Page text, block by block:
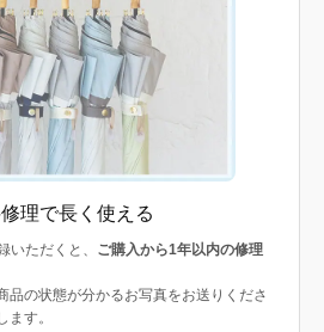
理で長く使える
いただくと、 ご購入から1年以内の修理
品の状態が分かるお写真をお送りくださ
す。